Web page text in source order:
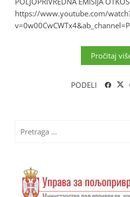
https://www.youtube.com/
Pročitaj
PODELI
za: